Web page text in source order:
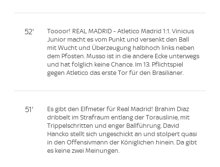
52'
Toooor! REAL MADRID - Atletico Madrid 1:1. Vinicius
Junior macht es vom Punkt und versenkt den Ball
mit Wucht und Überzeugung halbhoch links neben
dem Pfosten. Musso ist in die andere Ecke unterwegs
und hat folglich keine Chance. Im 13. Pflichtspiel
gegen Atletico das erste Tor für den Brasilianer.
51'
Es gibt den Elfmeter für Real Madrid! Brahim Diaz
dribbelt im Strafraum entlang der Torauslinie, mit
Trippelschritten und enger Ballführung. David
Hancko stellt sich ungeschickt an und stolpert quasi
in den Offensivmann der Königlichen hinein. Da gibt
es keine zwei Meinungen.